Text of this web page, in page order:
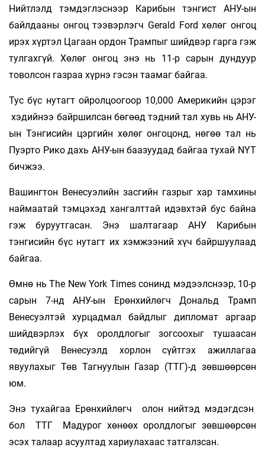
Нийтлэлд тэмдэглэснээр Карибын тэнгист АНУ-ын
байлдааны онгоц тээвэрлэгч Gerald Ford хөлөг онгоц
ирэх хүртэл Цагаан ордон Трампыг шийдвэр гарга гэж
тулгахгүй. Хөлөг онгоц энэ нь 11-р сарын дундуур
товолсон газраа хүрнэ гэсэн таамаг байгаа.
Тус бүс нутагт ойролцоогоор 10,000 Америкийн цэрэг
хэдийнээ байршилсан бөгөөд тэдний тал хувь нь АНУ-
ын Тэнгисийн цэргийн хөлөг онгоцонд, нөгөө тал нь
Пуэрто Рико дахь АНУ-ын баазуудад байгаа тухай NYT
бичжээ.
Вашингтон Венесуэлийн засгийн газрыг хар тамхины
наймаатай тэмцэхэд хангалттай идэвхтэй бус байна
гэж буруутгасан. Энэ шалтагаар АНУ Карибын
тэнгисийн бүс нутагт их хэмжээний хүч байршуулаад
байгаа.
Өмнө нь The New York Times сонинд мэдээлснээр, 10-р
сарын 7-нд АНУ-ын Ерөнхийлөгч Дональд Трамп
Венесуэлтэй хурцадмал байдлыг дипломат аргаар
шийдвэрлэх бүх оролдлогыг зогсоохыг тушаасан
төдийгүй Венесуэлд хорлон сүйтгэх ажиллагаа
явуулахыг Төв Тагнуулын Газар (ТТГ)-д зөвшөөрсөн
юм.
Энэ тухайгаа Ерөнхийлөгч олон нийтэд мэдэгдсэн
бол ТТГ Мадурог хөнөөх оролдлогыг зөвшөөрсөн
эсэх талаар асуултад хариулахаас татгалзсан.